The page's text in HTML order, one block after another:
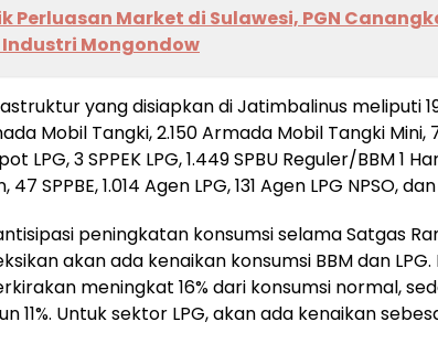
Perluasan Market di Sulawesi, PGN
Mongondow
yang disiapkan di Jatimbalinus meliputi
Mobil Tangki, 2.150 Armada Mobil Tangki Mini,
LPG, 3 SPPEK LPG, 1.449 SPBU Reguler/BBM 1
47 SPPBE, 1.014 Agen LPG, 131 Agen LPG NPSO, dan
peningkatan konsumsi selama Satgas
akan ada kenaikan konsumsi BBM dan
meningkat 16% dari konsumsi normal,
11%. Untuk sektor LPG, akan ada kenaikan